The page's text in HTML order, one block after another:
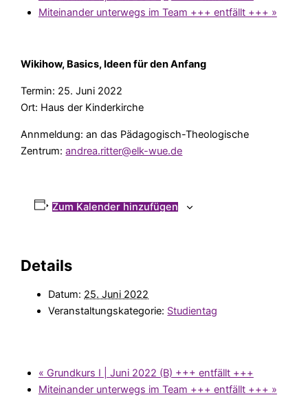
Miteinander unterwegs im Team +++ entfällt +++ »
Wikihow, Basics, Ideen für den Anfang
Termin: 25. Juni 2022
Ort: Haus der Kinderkirche
Annmeldung: an das Pädagogisch-Theologische
Zentrum:andrea.ritter@elk-wue.de
Zum Kalender hinzufügen
Details
Datum: 25. Juni 2022
Veranstaltungskategorie: Studientag
« Grundkurs I | Juni 2022 (B) +++ entfällt +++
Miteinander unterwegs im Team +++ entfällt +++ »